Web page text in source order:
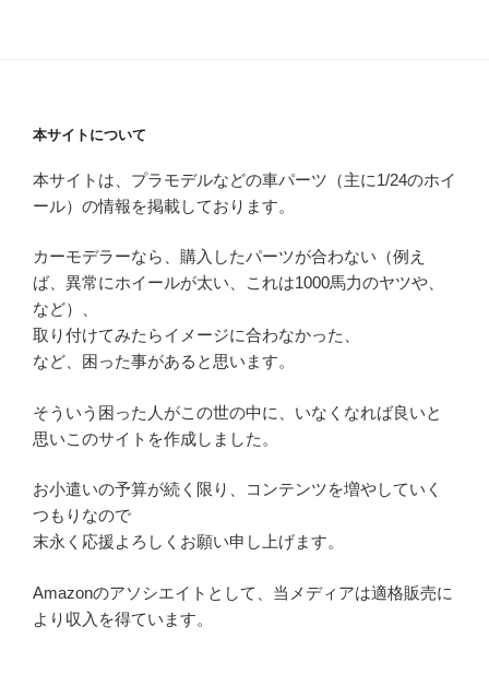
本サイトについて
本サイトは、プラモデルなどの車パーツ（主に1/24のホイ
ール）の情報を掲載しております。
カーモデラーなら、購入したパーツが合わない（例え
ば、異常にホイールが太い、これは1000馬力のヤツや、
など）、
取り付けてみたらイメージに合わなかった、
など、困った事があると思います。
そういう困った人がこの世の中に、いなくなれば良いと
思いこのサイトを作成しました。
お小遣いの予算が続く限り、コンテンツを増やしていく
つもりなので
末永く応援よろしくお願い申し上げます。
Amazonのアソシエイトとして、当メディアは適格販売に
より収入を得ています。